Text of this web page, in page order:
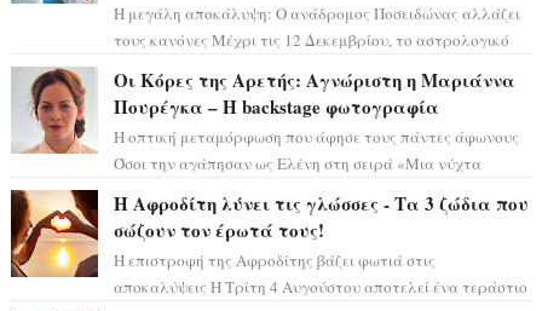
Η μεγάλη αποκάλυψη: Ο ανάδρομος Ποσειδώνας αλλάζει
τους κανόνες Μέχρι τις 12 Δεκεμβρίου, το αστρολογικό
Οι Κόρες της Αρετής: Αγνώριστη η Μαριάννα
Πουρέγκα – H backstage φωτογραφία
Η οπτική μεταμόρφωση που άφησε τους πάντες άφωνους
Όσοι την αγάπησαν ως Ελένη στη σειρά «Μια νύχτα
Η Αφροδίτη λύνει τις γλώσσες - Τα 3 ζώδια που
σώζουν τον έρωτά τους!
Η επιστροφή της Αφροδίτης βάζει φωτιά στις
αποκαλύψεις Η Τρίτη 4 Αυγούστου αποτελεί ένα τεράστιο